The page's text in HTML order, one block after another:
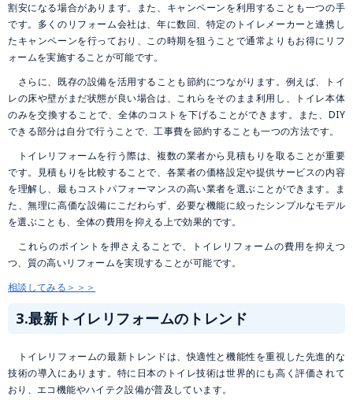
割安になる場合があります。また、キャンペーンを利用することも一つの手
です。多くのリフォーム会社は、年に数回、特定のトイレメーカーと連携し
たキャンペーンを行っており、この時期を狙うことで通常よりもお得にリフ
ォームを実施することが可能です。
さらに、既存の設備を活用することも節約につながります。例えば、トイ
レの床や壁がまだ状態が良い場合は、これらをそのまま利用し、トイレ本体
のみを交換することで、全体のコストを下げることができます。また、DIY
できる部分は自分で行うことで、工事費を節約することも一つの方法です。
トイレリフォームを行う際は、複数の業者から見積もりを取ることが重要
です。見積もりを比較することで、各業者の価格設定や提供サービスの内容
を理解し、最もコストパフォーマンスの高い業者を選ぶことができます。ま
た、無理に高価な設備にこだわらず、必要な機能に絞ったシンプルなモデル
を選ぶことも、全体の費用を抑える上で効果的です。
これらのポイントを押さえることで、トイレリフォームの費用を抑えつ
つ、質の高いリフォームを実現することが可能です。
相談してみる＞＞＞
3.最新トイレリフォームのトレンド
トイレリフォームの最新トレンドは、快適性と機能性を重視した先進的な
技術の導入にあります。特に日本のトイレ技術は世界的にも高く評価されて
おり、エコ機能やハイテク設備が普及しています。